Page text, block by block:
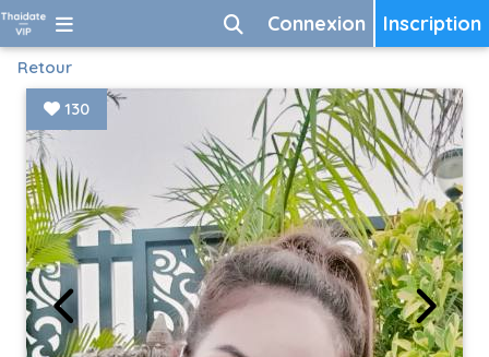
Inscription
Connexion
Retour
130